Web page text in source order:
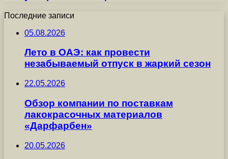
Последние записи
05.08.2026
Лето в ОАЭ: как провести
незабываемый отпуск в жаркий сезон
22.05.2026
Обзор компании по поставкам
лакокрасочных материалов
«Дарфарбен»
20.05.2026